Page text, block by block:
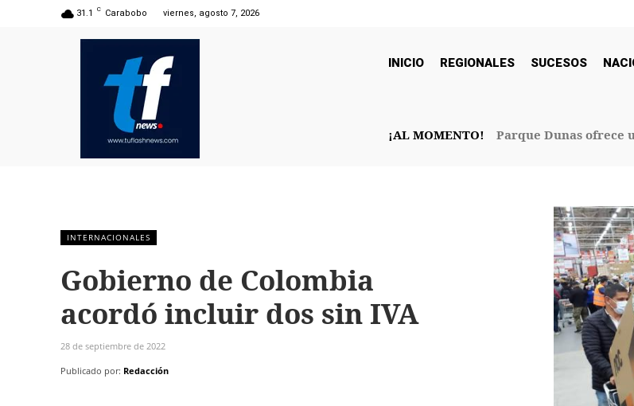
31.1 C Carabobo viernes, agosto 7, 2026
INICIO REGIONALES SUCESOS
¡AL MOMENTO!
Parque Dunas ofrece
INTERNACIONALES
Gobierno de Colombia
acordó incluir dos sin IVA
28 de septiembre de 2022
Publicado por: Redacción